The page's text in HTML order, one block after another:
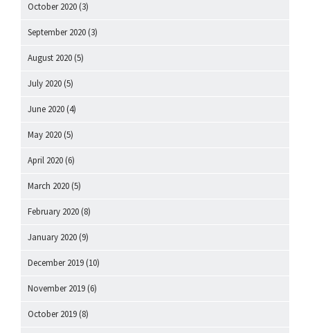
October 2020 (3)
September 2020 (3)
August 2020 (5)
July 2020 (5)
June 2020 (4)
May 2020 (5)
April 2020 (6)
March 2020 (5)
February 2020 (8)
January 2020 (9)
December 2019 (10)
November 2019 (6)
October 2019 (8)